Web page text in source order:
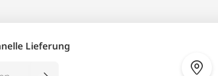
Lieferung